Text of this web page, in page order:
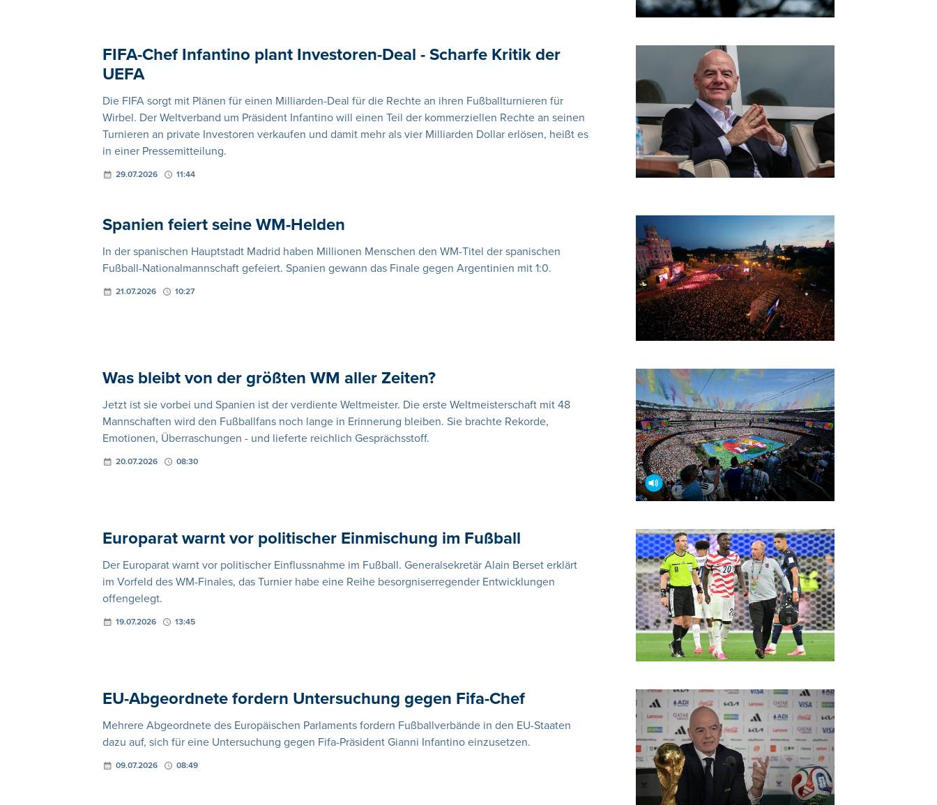
FIFA-Chef Infantino plant Investoren-Deal - Scharfe Kritik der
UEFA
Die FIFA sorgt mit Plänen für einen Milliarden-Deal für die Rechte an ihren Fußballturnieren für
Wirbel. Der Weltverband um Präsident Infantino will einen Teil der kommerziellen Rechte an seinen
Turnieren an private Investoren verkaufen und damit mehr als vier Milliarden Dollar erlösen, heißt es
in einer Pressemitteilung.
29.07.2026 11:44
Spanien feiert seine WM-Helden
In der spanischen Hauptstadt Madrid haben Millionen Menschen den WM-Titel der spanischen
Fußball-Nationalmannschaft gefeiert. Spanien gewann das Finale gegen Argentinien mit 1:0.
21.07.2026 10:27
Was bleibt von der größten WM aller Zeiten?
Jetzt ist sie vorbei und Spanien ist der verdiente Weltmeister. Die erste Weltmeisterschaft mit 48
Mannschaften wird den Fußballfans noch lange in Erinnerung bleiben. Sie brachte Rekorde,
Emotionen, Überraschungen - und lieferte reichlich Gesprächsstoff.
20.07.2026 08:30
Europarat warnt vor politischer Einmischung im Fußball
Der Europarat warnt vor politischer Einflussnahme im Fußball. Generalsekretär Alain Berset erklärt
im Vorfeld des WM-Finales, das Turnier habe eine Reihe besorgniserregender Entwicklungen
offengelegt.
19.07.2026 13:45
EU-Abgeordnete fordern Untersuchung gegen Fifa-Chef
Mehrere Abgeordnete des Europäischen Parlaments fordern Fußballverbände in den EU-Staaten
dazu auf, sich für eine Untersuchung gegen Fifa-Präsident Gianni Infantino einzusetzen.
09.07.2026 08:49